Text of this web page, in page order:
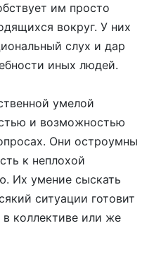
им просто
вокруг. У них
слух и дар
иных людей.
умелой
и возможностью
Они остроумны
к неплохой
Их умение сыскать
ситуации готовит
коллективе или же